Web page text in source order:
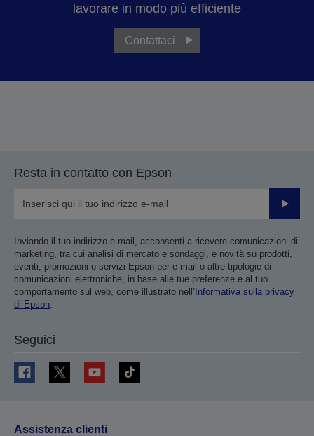
lavorare in modo più efficiente
Contattaci
Resta in contatto con Epson
Invia
Inviando il tuo indirizzo e-mail, acconsenti a ricevere comunicazioni di
marketing, tra cui analisi di mercato e sondaggi, e novità su prodotti,
eventi, promozioni o servizi Epson per e-mail o altre tipologie di
comunicazioni elettroniche, in base alle tue preferenze e al tuo
comportamento sul web, come illustrato nell’ Informativa sulla privacy
di Epson
Seguici
Assistenza clienti